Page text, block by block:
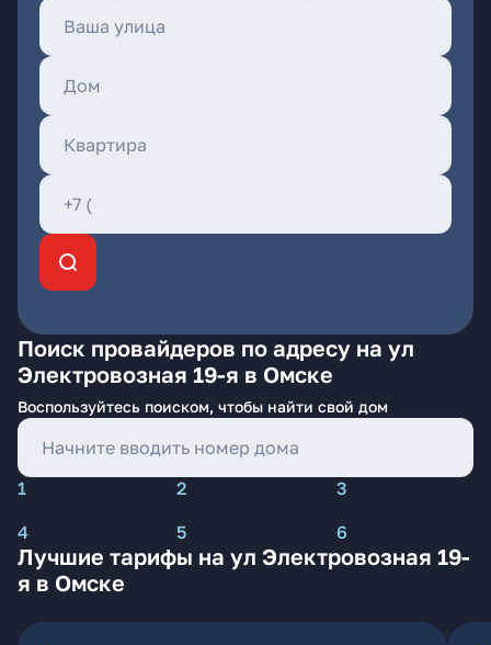
Поиск провайдеров по адресу на ул
Электровозная 19-я в Омске
Воспользуйтесь поиском, чтобы найти свой дом
1 2
3
4
5 6
Лучшие тарифы на ул Электровозная 19-
я в Омске